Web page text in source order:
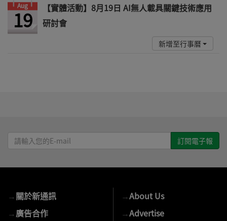
Aug
19
【實體活動】8月19日 AI無人載具關鍵技術應用
研討會
新增至行事曆
請
輸
E-
mail
→關於新通訊
→廣告合作
→About Us
→Advertise